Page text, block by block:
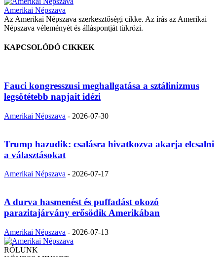
Amerikai Népszava
Az Amerikai Népszava szerkesztőségi cikke. Az írás az Amerikai
Népszava véleményét és álláspontját tükrözi.
KAPCSOLÓDÓ CIKKEK
Fauci kongresszusi meghallgatása a sztálinizmus
legsötétebb napjait idézi
Amerikai Népszava - 2026-07-30
Trump hazudik: csalásra hivatkozva akarja elcsalni
a választásokat
Amerikai Népszava - 2026-07-17
A durva hasmenést és puffadást okozó
parazitajárvány erősödik Amerikában
Amerikai Népszava - 2026-07-13
RÓLUNK